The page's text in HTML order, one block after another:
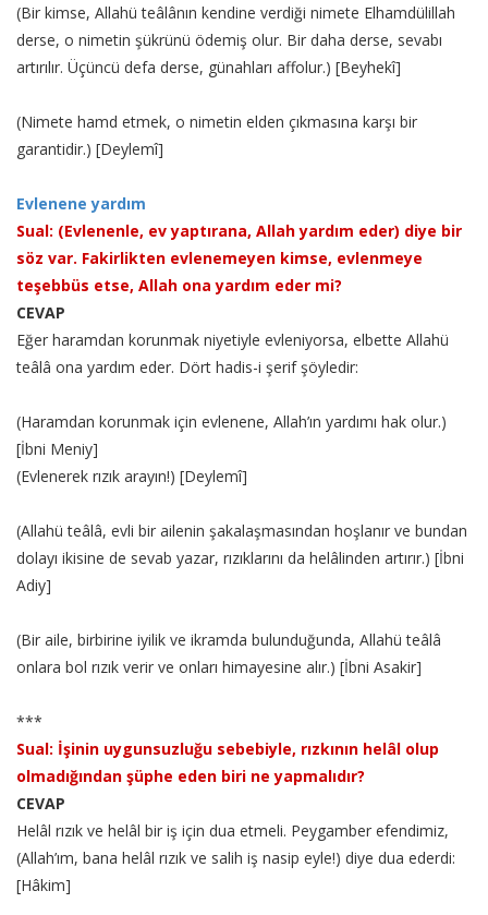
(Bir kimse, Allahü teâlânın kendine verdiği nimete Elhamdülillah
derse, o nimetin şükrünü ödemiş olur. Bir daha derse, sevabı
artırılır. Üçüncü defa derse, günahları affolur.) [Beyhekî]
(Nimete hamd etmek, o nimetin elden çıkmasına karşı bir
garantidir.) [Deylemî]
Evlenene yardım
Sual: (Evlenenle, ev yaptırana, Allah yardım eder) diye bir
söz var. Fakirlikten evlenemeyen kimse, evlenmeye
teşebbüs etse, Allah ona yardım eder mi?
CEVAP
Eğer haramdan korunmak niyetiyle evleniyorsa, elbette Allahü
teâlâ ona yardım eder. Dört hadis-i şerif şöyledir:
(Haramdan korunmak için evlenene, Allah’ın yardımı hak olur.)
[İbni Meniy]
(Evlenerek rızık arayın!) [Deylemî]
(Allahü teâlâ, evli bir ailenin şakalaşmasından hoşlanır ve bundan
dolayı ikisine de sevab yazar, rızıklarını da helâlinden artırır.) [İbni
Adiy]
(Bir aile, birbirine iyilik ve ikramda bulunduğunda, Allahü teâlâ
onlara bol rızık verir ve onları himayesine alır.) [İbni Asakir]
***
Sual: İşinin uygunsuzluğu sebebiyle, rızkının helâl olup
olmadığından şüphe eden biri ne yapmalıdır?
CEVAP
Helâl rızık ve helâl bir iş için dua etmeli. Peygamber efendimiz,
(Allah’ım, bana helâl rızık ve salih iş nasip eyle!) diye dua ederdi:
[Hâkim]